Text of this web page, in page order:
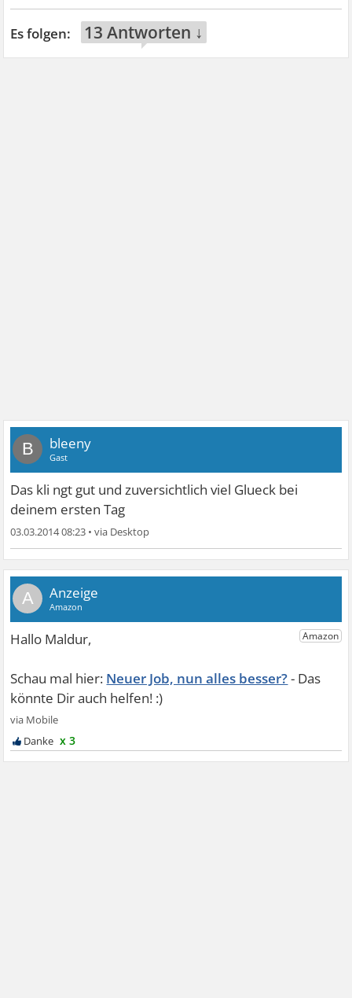
13 Antworten ↓
B bleeny
Gast
Das kli ngt gut und zuversichtlich viel Glueck bei
deinem ersten Tag
03.03.2014 08:23 •
A
Neuer Job, nun alles besser?
x 3